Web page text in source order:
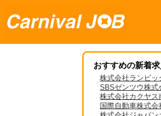
おすすめの新着求
株式会社ランビッ
SBSゼンツウ株
株式会社カクヤス
国際自動車株式